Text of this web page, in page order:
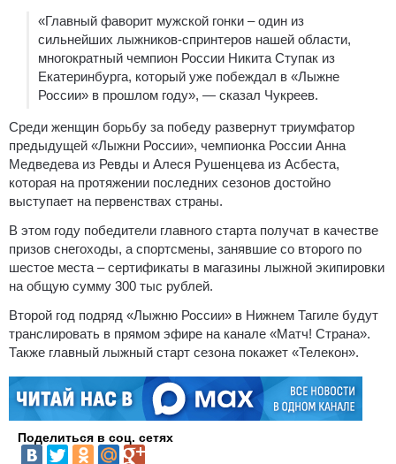
«Главный фаворит мужской гонки – один из
сильнейших лыжников-спринтеров нашей области,
многократный чемпион России Никита Ступак из
Екатеринбурга, который уже побеждал в «Лыжне
России» в прошлом году», — сказал Чукреев.
Среди женщин борьбу за победу развернут триумфатор
предыдущей «Лыжни России», чемпионка России Анна
Медведева из Ревды и Алеся Рушенцева из Асбеста,
которая на протяжении последних сезонов достойно
выступает на первенствах страны.
В этом году победители главного старта получат в качестве
призов снегоходы, а спортсмены, занявшие со второго по
шестое места – сертификаты в магазины лыжной экипировки
на общую сумму 300 тыс рублей.
Второй год подряд «Лыжню России» в Нижнем Тагиле будут
транслировать в прямом эфире на канале «Матч! Страна».
Также главный лыжный старт сезона покажет «Телекон».
Поделиться в соц. сетях